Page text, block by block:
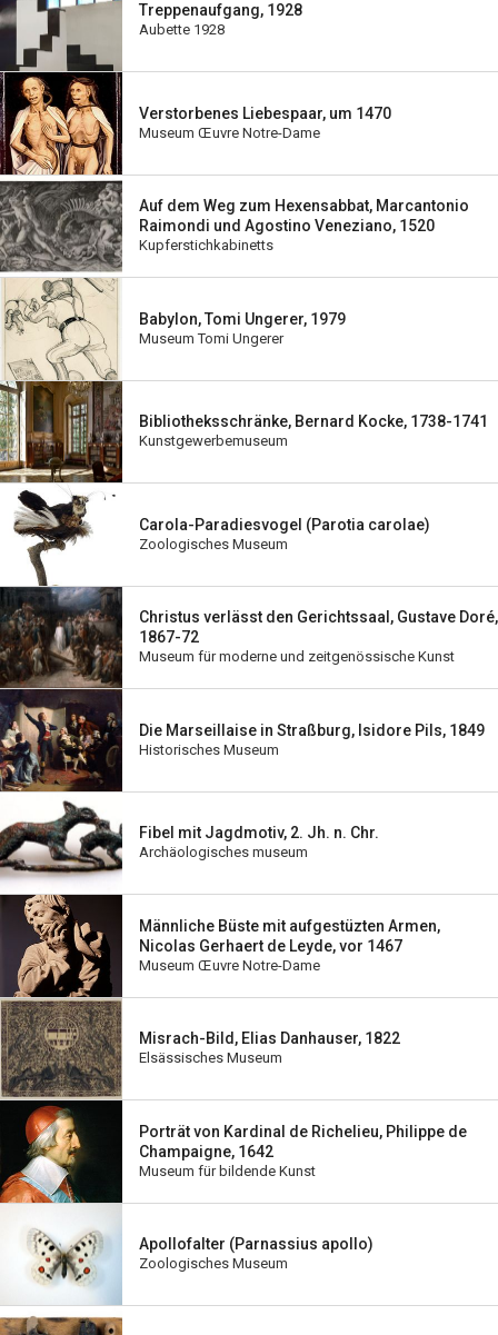
Treppenaufgang, 1928
Aubette 1928
Verstorbenes Liebespaar, um 1470
Museum Œuvre Notre-Dame
Auf dem Weg zum Hexensabbat, Marcantonio
Raimondi und Agostino Veneziano, 1520
Kupferstichkabinetts
Babylon, Tomi Ungerer, 1979
Museum Tomi Ungerer
Bibliotheksschränke, Bernard Kocke, 1738-1741
Kunstgewerbemuseum
Carola-Paradiesvogel (Parotia carolae)
Zoologisches Museum
Christus verlässt den Gerichtssaal, Gustave Doré,
1867-72
Museum für moderne und zeitgenössische Kunst
Die Marseillaise in Straßburg, Isidore Pils, 1849
Historisches Museum
Fibel mit Jagdmotiv, 2. Jh. n. Chr.
Archäologisches museum
Männliche Büste mit aufgestüzten Armen,
Nicolas Gerhaert de Leyde, vor 1467
Museum Œuvre Notre-Dame
Misrach-Bild, Elias Danhauser, 1822
Elsässisches Museum
Porträt von Kardinal de Richelieu, Philippe de
Champaigne, 1642
Museum für bildende Kunst
Apollofalter (Parnassius apollo)
Zoologisches Museum